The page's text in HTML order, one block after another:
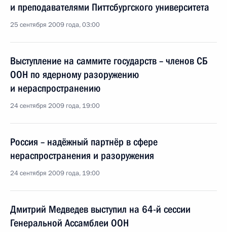
и преподавателями Питтсбургского университета
25 сентября 2009 года, 03:00
Выступление на саммите государств – членов СБ
ООН по ядерному разоружению
и нераспространению
24 сентября 2009 года, 19:00
Россия – надёжный партнёр в сфере
нераспространения и разоружения
24 сентября 2009 года, 19:00
Дмитрий Медведев выступил на 64-й сессии
Генеральной Ассамблеи ООН